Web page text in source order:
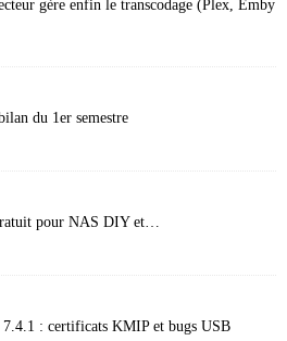
gère enfin le transcodage (Plex, Emby
du 1er semestre
pour NAS DIY et…
: certificats KMIP et bugs USB